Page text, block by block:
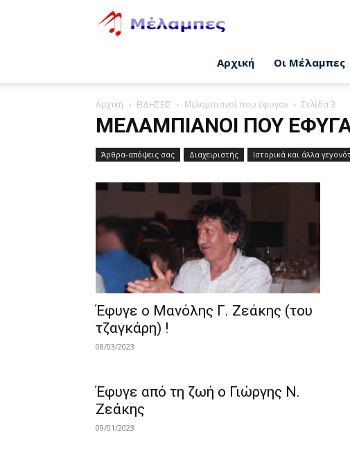
Αρχική Οι Μέλαμπες
Αρχική ΕΙΔΗΣΕΙΣ Μελαμπιανοί που έφυγαν Σελίδα 3
ΜΕΛΑΜΠΙΑΝΟΊ ΠΟΥ
Άρθρα-απόψεις σας Διαχειριστής Ιστορικά και άλλα
Έφυγε ο Μανόλης Γ. Ζεάκης (του
τζαγκάρη) !
08/03/2023
Έφυγε από τη ζωή ο Γιώργης Ν.
Ζεάκης
09/01/2023